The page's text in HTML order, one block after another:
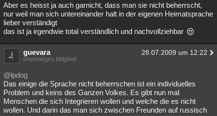
Aber es heisst ja auch garnicht, dass man sie nicht beherrscht,
nur weil man sich untereinander halt in der eigenen Heimatsprache
lieber verständigt
das ist ja irgendwie total verständlich und nachvollziehbar
guevara 28.07.2009 um 12:22
ehemaliges Mitglied
@lpdog
Das einige die Sprache nicht beherrschen ist ein individuelles
Problem und keins des Ganzen Volkes. Es gibt nun mal
Menschen die sich Integrieren wollen und welche die es nicht
wollen. Und darin das man sich zwischen Freunden auf russisch